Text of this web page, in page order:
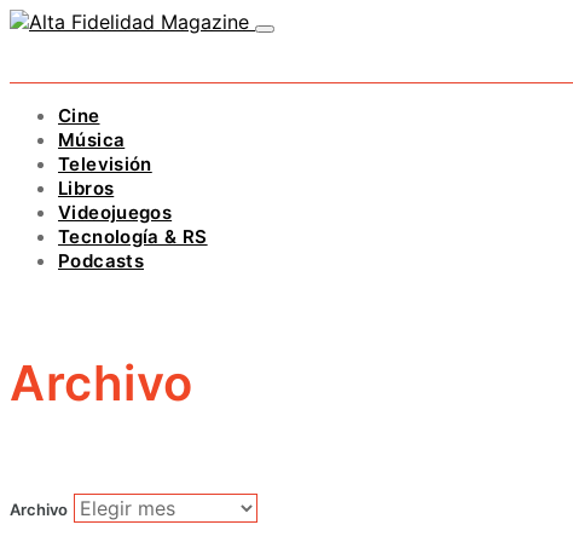
Cine
Música
Televisión
Libros
Videojuegos
Tecnología & RS
Podcasts
Archivo
Archivo